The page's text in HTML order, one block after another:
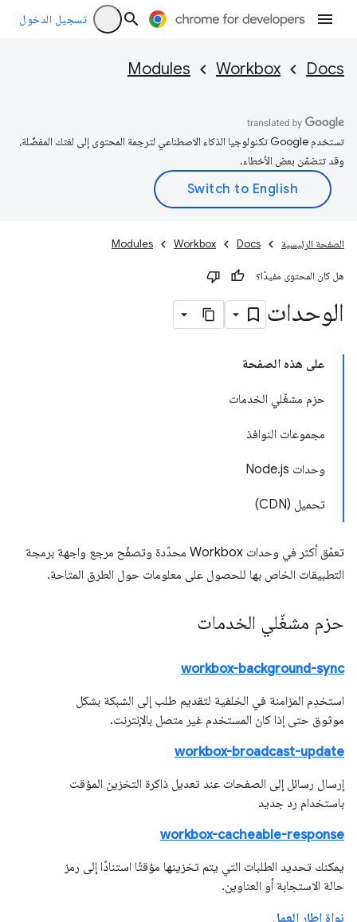
تسجيل الدخول
Docs
Workbox
Modules
تستخدم Google تكنولوجيا الذكاء الاصطناعي لترجمة المحتوى إلى لغتك المفضّلة،
وقد تتضمّن بعض الأخطاء.
الصفحة الرئيسية Docs
Workbox
Modules
هل كان المحتوى مفيدًا؟
الوحدات
على هذه الصفحة
حزم مشغّلي الخدمات
مجموعات النوافذ
وحدات Node.js
تحميل (CDN)
تعمّق أكثر في وحدات Workbox محدّدة وتصفّح مرجع واجهة برمجة
التطبيقات الخاص بها للحصول على معلومات حول الطرق المتاحة.
حزم مشغّلي الخدمات
workbox-background-sync
استخدِم المزامنة في الخلفية لتقديم طلب إلى الشبكة بشكل
موثوق حتى إذا كان المستخدم غير متصل بالإنترنت.
workbox-broadcast-update
إرسال رسائل إلى الصفحات عند تعديل ذاكرة التخزين المؤقت
باستخدام رد جديد
workbox-cacheable-response
يمكنك تحديد الطلبات التي يتم تخزينها مؤقتًا استنادًا إلى رمز
حالة الاستجابة أو العناوين.
نواة إطار العمل